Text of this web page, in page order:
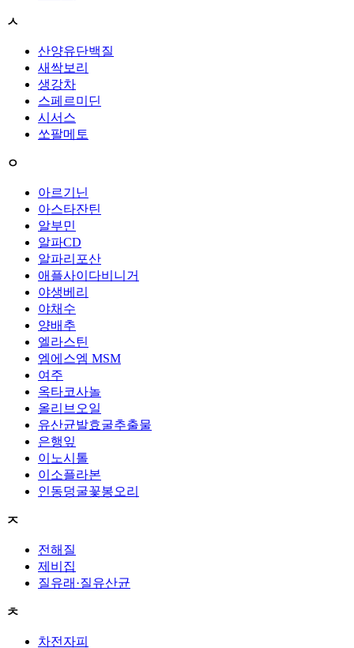
ㅅ
산양유단백질
새싹보리
생강차
스페르미딘
시서스
쏘팔메토
ㅇ
아르기닌
아스타잔틴
알부민
알파CD
알파리포산
애플사이다비니거
야생베리
야채수
양배추
엘라스틴
엠에스엠 MSM
여주
옥타코사놀
올리브오일
유산균발효굴추출물
은행잎
이노시톨
이소플라본
인동덩굴꽃봉오리
ㅈ
전해질
제비집
질유래·질유산균
ㅊ
차전자피